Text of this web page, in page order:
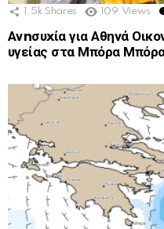
1.5k Shares 109 Views
Ανnσυxία για Αθηνά
υγείας στα Μπόρα